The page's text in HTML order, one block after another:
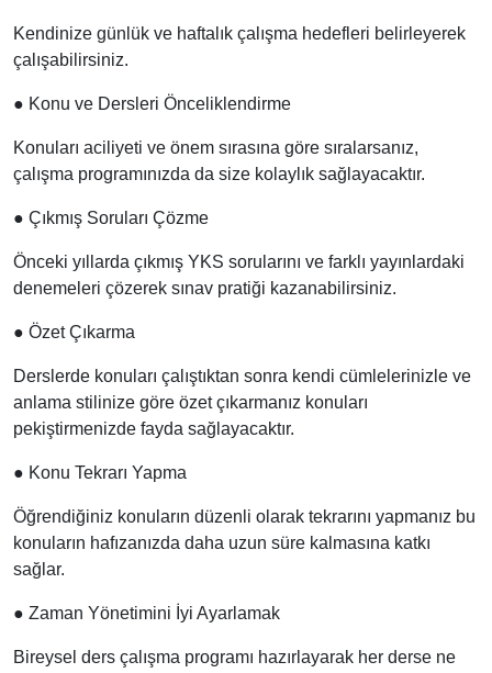
Kendinize günlük ve haftalık çalışma hedefleri belirleyerek
çalışabilirsiniz.
● Konu ve Dersleri Önceliklendirme
Konuları aciliyeti ve önem sırasına göre sıralarsanız,
çalışma programınızda da size kolaylık sağlayacaktır.
● Çıkmış Soruları Çözme
Önceki yıllarda çıkmış YKS sorularını ve farklı yayınlardaki
denemeleri çözerek sınav pratiği kazanabilirsiniz.
● Özet Çıkarma
Derslerde konuları çalıştıktan sonra kendi cümlelerinizle ve
anlama stilinize göre özet çıkarmanız konuları
pekiştirmenizde fayda sağlayacaktır.
● Konu Tekrarı Yapma
Öğrendiğiniz konuların düzenli olarak tekrarını yapmanız bu
konuların hafızanızda daha uzun süre kalmasına katkı
sağlar.
● Zaman Yönetimini İyi Ayarlamak
Bireysel ders çalışma programı hazırlayarak her derse ne